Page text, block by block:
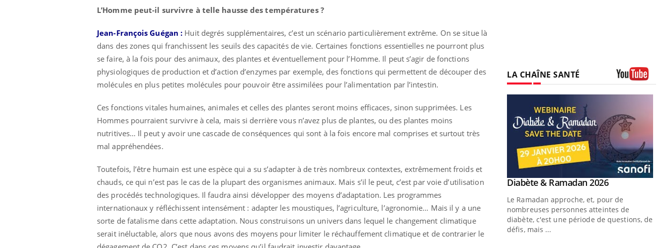
L’Homme peut-il survivre à telle hausse des températures ?
Jean-François Guégan : Huit degrés supplémentaires, c’est un scénario particulièrement extrême. On se situe là
dans des zones qui franchissent les seuils des capacités de vie. Certaines fonctions essentielles ne pourront plus
se faire, à la fois pour des animaux, des plantes et éventuellement pour l’Homme. Il peut s’agir de fonctions
physiologiques de production et d’action d’enzymes par exemple, des fonctions qui permettent de découper des
molécules en plus petites molécules pour pouvoir être assimilées pour l’alimentation par l’intestin.
Ces fonctions vitales humaines, animales et celles des plantes seront moins efficaces, sinon supprimées. Les
Hommes pourraient survivre à cela, mais si derrière vous n’avez plus de plantes, ou des plantes moins
nutritives… Il peut y avoir une cascade de conséquences qui sont à la fois encore mal comprises et surtout très
mal appréhendées.
Toutefois, l’être humain est une espèce qui a su s’adapter à de très nombreux contextes, extrêmement froids et
chauds, ce qui n’est pas le cas de la plupart des organismes animaux. Mais s’il le peut, c’est par voie d’utilisation
des procédés technologiques. Il faudra ainsi développer des moyens d’adaptation. Les programmes
internationaux y réfléchissent intensément : adapter les moustiques, l’agriculture, l’agronomie… Mais il y a une
sorte de fatalisme dans cette adaptation. Nous construisons un univers dans lequel le changement climatique
serait inéluctable, alors que nous avons des moyens pour limiter le réchauffement climatique et de contrarier le
LA CHAÎNE SANTÉ
Insuline & Charge mentale : et si on
osait en parler??Youtube
En 2026, l'insuline dans le diabète de type 2
reste entourée d'idées reçues chez les
patients comme parfois chez les soignants.
Youtube
Eczéma Chronique des Mains : se
préparer pour l’été !Youtube
L'été arrive… et avec lui, un tout nouveau
rythme de vie ! Vacances, plage, piscine,
soleil, activités en plein air… Nos mains
sont ...
Youtube
Diabète & Ramadan 2026Youtube
Le Ramadan approche, et, pour de
nombreuses personnes atteintes de
diabète, c'est une période de questions, de
défis, mais ...